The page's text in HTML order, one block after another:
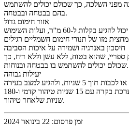
מפני השלכה, כך שכולם יכולים להשתמש
בהם בבטחה ובבטחה.
אזור חימום גדול
שטח החימום של תנורי נפט יכול להגיע בקלות ל-60 מ"ר, ועלות השימוש
חיסכון באנרגיה ושמירה על איכות הסביבה
שהוא בטוח, ללא עשן וללא ריח, כך
שכולם יכולים להשתמש בו בבטחה ובנוחות.
יעילות גבוהה
מחמם הנפט יכול להידלק או לכבות תוך 5 שניות, ולהגיע למצב בעירה
אופטימלי תוך 2 דקות.מערכת בקרה עם 15 שניות טיהור קדמי ו-180
שניות שלאחר טיהור.
זמן פרסום: 22 בינואר 2024